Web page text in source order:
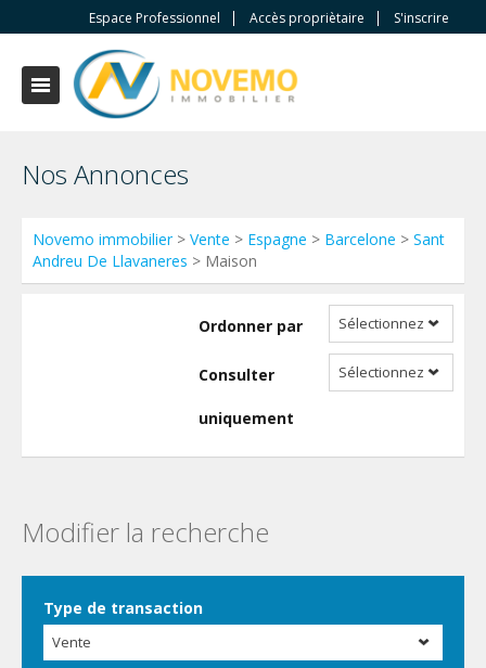
Espace Professionnel Accès propriètaire S'inscrire
Nos Annonces
Novemo immobilier> Vente > Espagne > Barcelone > Sant
Andreu De Llavaneres > Maison
Ordonner par Sélectionnez
Consulter
uniquement
Sélectionnez
Modifier la recherche
Type de transaction
Vente